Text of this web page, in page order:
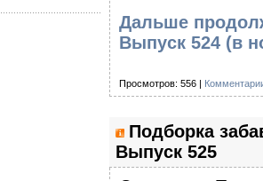
Дальше
Выпуск 524 (в
Просмотров: 556 |
Подборка
Выпуск 525